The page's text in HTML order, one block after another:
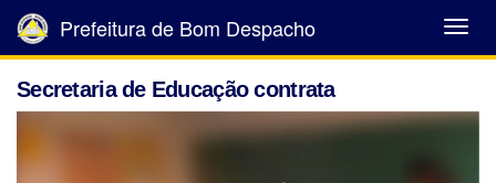
Abrir
Menu
Prefeitura de Bom Despacho
Secretaria de Educação contrata